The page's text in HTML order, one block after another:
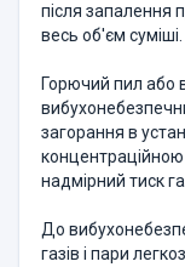
після запалення
весь об'єм суміші.
Горючий пил або
загорання в
надмірний тиск
До
газів і пари